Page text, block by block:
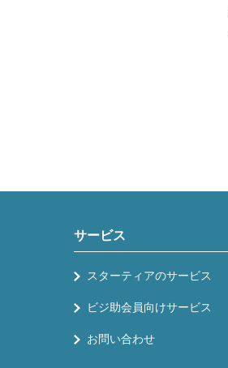
サービス
スターティアのサービス
ビジ助会員向けサービス
お問い合わせ